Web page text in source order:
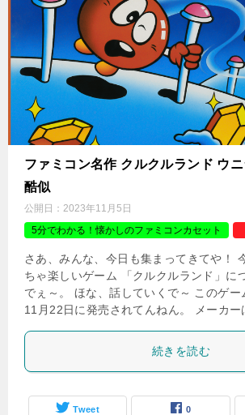
ファミコン名作 クルクルランド ウ
酷似
公開日： 2023年11月5日
5分でわかる！懐かしのファミコンカセット
さあ、みんな、今日も集まってきてや！
ちゃ楽しいゲーム 「クルクルランド」に
でぇ～。 ほな、話していくで～ このゲ
11月22日に発売されてんねん。 メーカ
続きを読む
Tweet 0